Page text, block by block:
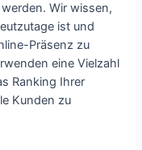
Wir wissen,
ist und
Präsenz zu
eine Vielzahl
Ranking Ihrer
Kunden zu